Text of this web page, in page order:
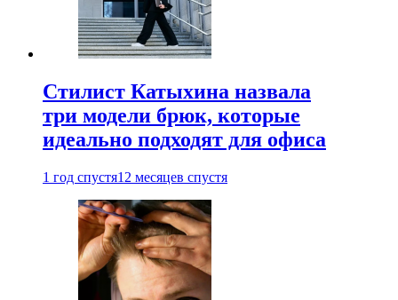
Стилист Катыхина назвала
три модели брюк, которые
идеально подходят для офиса
1 год спустя12 месяцев спустя